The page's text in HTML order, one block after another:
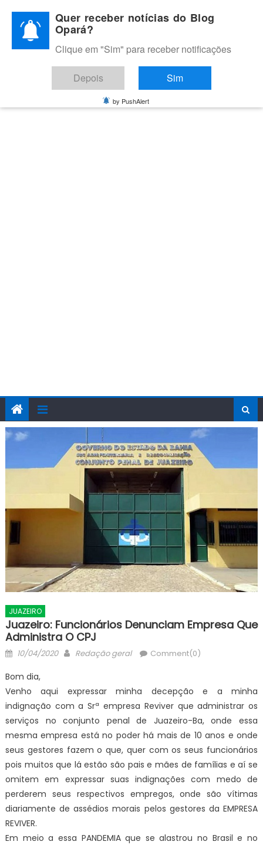
content
BLOG OPARÁ
Melhores notícias de Juazeiro, Petrolina e do Vale do São
Francisco
JUAZEIRO
Juazeiro: Funcionários Denunciam Empresa Que
Administra O CPJ
Posted
10/04/2020 Author
Redação geral Comment(0)
Bom dia,
Venho aqui expressar minha decepção e a minha
indignação com a Srª empresa Reviver que administrar os
serviços no conjunto penal de Juazeiro-Ba, onde essa
mesma empresa está no poder há mais de 10 anos e onde
seus gestores fazem o que, quer com os seus funcionários
pois muitos que lá estão são pais e mães de famílias e aí se
omitem em expressar suas indignações com medo de
perderem seus respectivos empregos, onde são vítimas
diariamente de assédios morais pelos gestores da EMPRESA
REVIVER.
Em meio a essa PANDEMIA que se alastrou no Brasil e no
Quer receber notícias do Blog
Opará?
Clique em "Sim" para receber notificações
Depois Sim
by PushAlert